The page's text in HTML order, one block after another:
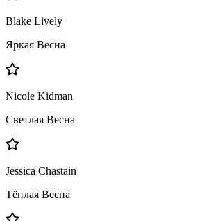
Blake Lively
Яркая Весна
Nicole Kidman
Светлая Весна
Jessica Chastain
Тёплая Весна